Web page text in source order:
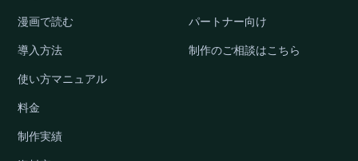
漫画で読む
導入方法
使い方マニュアル
料金
制作実績
パートナー向け
制作のご相談はこちら